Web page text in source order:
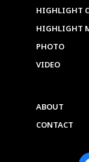
HIGHLIGHT
HIGHLIGHT
PHOTO
VIDEO
ABOUT
CONTACT